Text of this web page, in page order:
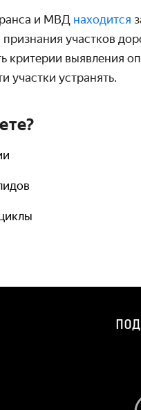
и МВД находится
участков
критерии выявления
участки устранять.